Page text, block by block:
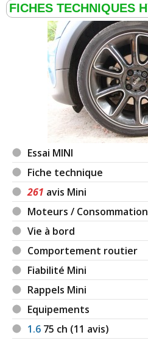
Essai MINI
Fiche technique
261 avis Mini
Moteurs / Consommation
Vie à bord
Comportement routier
Fiabilité Mini
Rappels Mini
Equipements
1.6 75 ch (11 avis)